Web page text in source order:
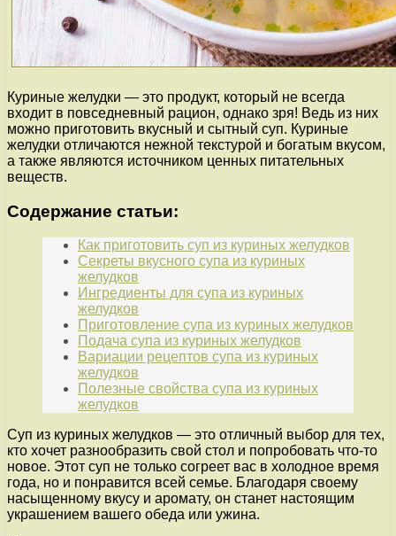
Куриные желудки — это продукт, который не всегда
входит в повседневный рацион, однако зря! Ведь из них
можно приготовить вкусный и сытный суп. Куриные
желудки отличаются нежной текстурой и богатым вкусом,
а также являются источником ценных питательных
веществ.
Содержание статьи:
Как приготовить суп из куриных желудков
Секреты вкусного супа из куриных
желудков
Ингредиенты для супа из куриных
желудков
Приготовление супа из куриных желудков
Подача супа из куриных желудков
Вариации рецептов супа из куриных
желудков
Полезные свойства супа из куриных
желудков
Суп из куриных желудков — это отличный выбор для тех,
кто хочет разнообразить свой стол и попробовать что-то
новое. Этот суп не только согреет вас в холодное время
года, но и понравится всей семье. Благодаря своему
насыщенному вкусу и аромату, он станет настоящим
украшением вашего обеда или ужина.